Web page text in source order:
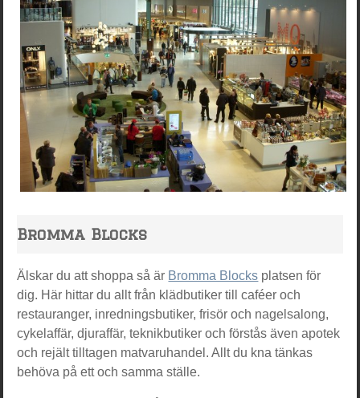
Bromma Blocks
Älskar du att shoppa så är Bromma Blocks platsen för
dig. Här hittar du allt från klädbutiker till caféer och
restauranger, inredningsbutiker, frisör och nagelsalong,
cykelaffär, djuraffär, teknikbutiker och förstås även apotek
och rejält tilltagen matvaruhandel. Allt du kna tänkas
behöva på ett och samma ställe.